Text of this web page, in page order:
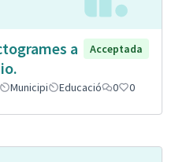
a
Acceptada
Municipi Educació 0 0